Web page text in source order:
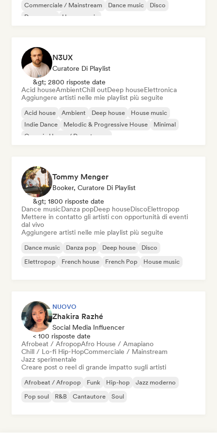
Commerciale / Mainstream
Dance music
Disco
Dream pop
House music
N3UX
Curatore Di Playlist
&gt; 2800 risposte date
Acid houseAmbientChill outDeep houseElettronica
Aggiungere artisti nelle mie playlist più seguite
Acid house Ambient Deep house
House music
Indie Dance
Melodic & Progressive House
Minimal
Organic House / Downtempo
Tommy Menger
Booker, Curatore Di Playlist
&gt; 1800 risposte date
Dance musicDanza popDeep houseDiscoElettropop
Mettere in contatto gli artisti con opportunità di eventi
dal vivo
Aggiungere artisti nelle mie playlist più seguite
Dance music Danza pop Deep house
Disco
Elettropop
French house French Pop House music
NUOVO
Zhakira Razhé
Social Media Influencer
< 100 risposte date
Afrobeat / AfropopAfro House / Amapiano
Chill / Lo-fi Hip-HopCommerciale / Mainstream
Jazz sperimentale
Creare post o reel di grande impatto sugli artisti
Afrobeat / Afropop Funk Hip-hop
Jazz moderno
Pop soul
R&B Cantautore Soul